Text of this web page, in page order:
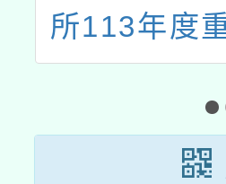
所113年度
戶籍政策宣
報及標語